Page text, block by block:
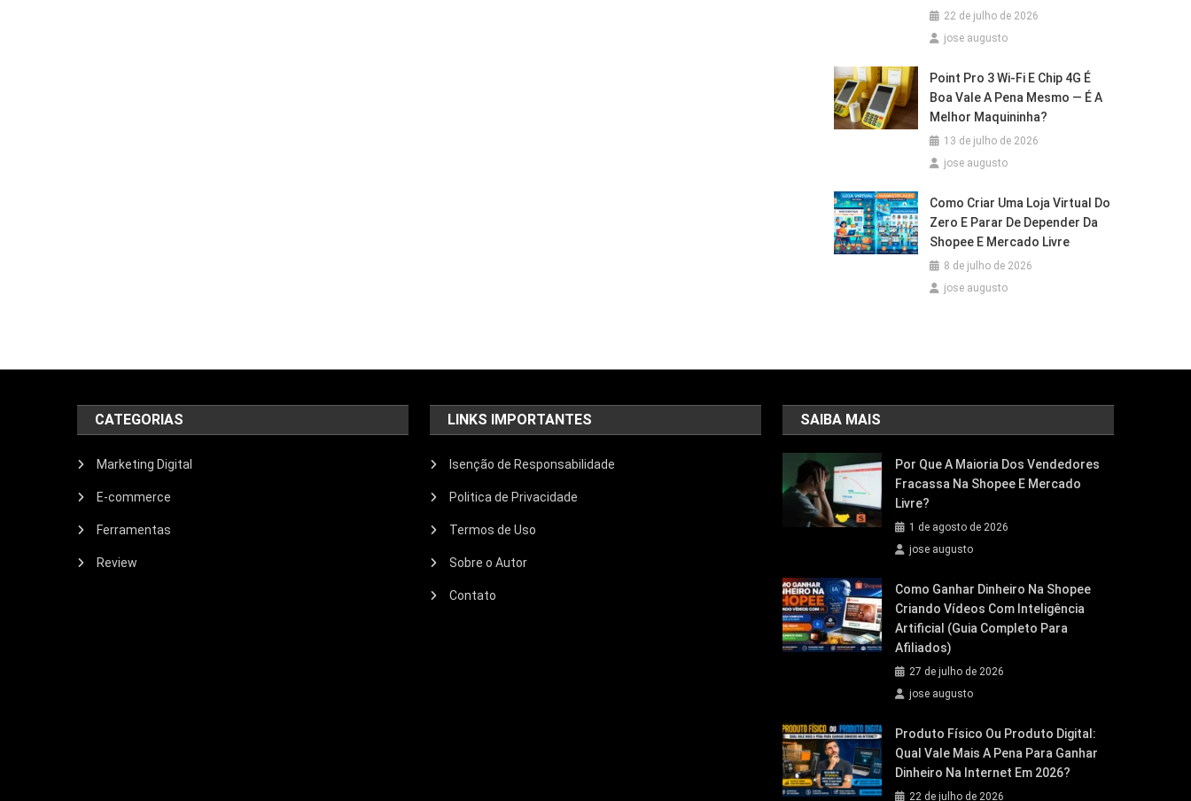
22 de julho de 2026
jose augusto
Point Pro 3 Wi‑Fi E Chip 4G É
Boa Vale A Pena Mesmo — É A
Melhor Maquininha?
13 de julho de 2026
jose augusto
Como Criar Uma Loja Virtual Do
Zero E Parar De Depender Da
Shopee E Mercado Livre
8 de julho de 2026
jose augusto
CATEGORIAS
Marketing Digital
E-commerce
Ferramentas
Review
LINKS IMPORTANTES
Isenção de Responsabilidade
Politica de Privacidade
Termos de Uso
Sobre o Autor
Contato
SAIBA MAIS
Por Que A Maioria Dos Vendedores
Fracassa Na Shopee E Mercado
Livre?
1 de agosto de 2026
jose augusto
Como Ganhar Dinheiro Na Shopee
Criando Vídeos Com Inteligência
Artificial (Guia Completo Para
Afiliados)
27 de julho de 2026
jose augusto
Produto Físico Ou Produto Digital:
Qual Vale Mais A Pena Para Ganhar
Dinheiro Na Internet Em 2026?
22 de julho de 2026